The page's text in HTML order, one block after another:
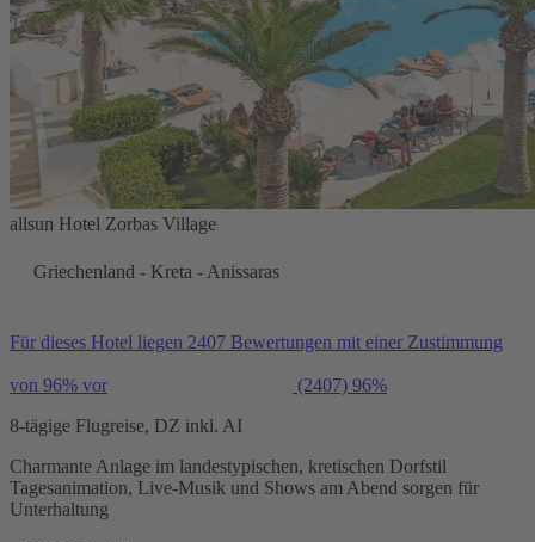
allsun Hotel Zorbas Village
Griechenland - Kreta - Anissaras
Für dieses Hotel liegen 2407 Bewertungen mit einer Zustimmung
von 96% vor (2407) 96%
8-tägige Flugreise, DZ inkl. AI
Charmante Anlage im landestypischen, kretischen Dorfstil
Tagesanimation, Live-Musik und Shows am Abend sorgen für
Unterhaltung